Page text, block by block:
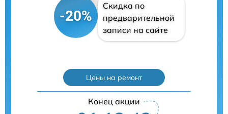
-20%
Скидка по
предварительной
записи на сайте
Цены на ремонт
Конец акции